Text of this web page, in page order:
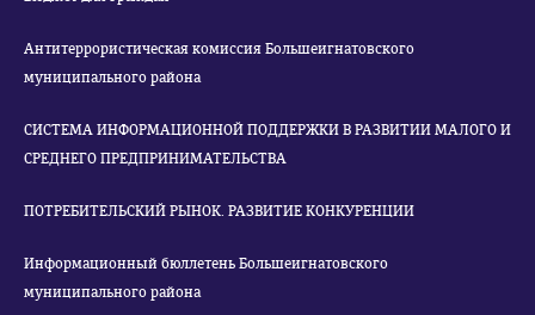
Антитеррористическая комиссия Большеигнатовского
муниципального района
СИСТЕМА ИНФОРМАЦИОННОЙ ПОДДЕРЖКИ В РАЗВИТИИ МАЛОГО И
СРЕДНЕГО ПРЕДПРИНИМАТЕЛЬСТВА
ПОТРЕБИТЕЛЬСКИЙ РЫНОК. РАЗВИТИЕ КОНКУРЕНЦИИ
Информационный бюллетень Большеигнатовского
муниципального района